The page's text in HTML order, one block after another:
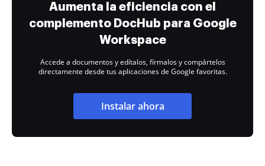
Aumenta la eficiencia con el
complemento DocHub para Google
Workspace
Accede a documentos y edítalos, fírmalos y compártelos
directamente desde tus aplicaciones de Google favoritas.
Instalar ahora